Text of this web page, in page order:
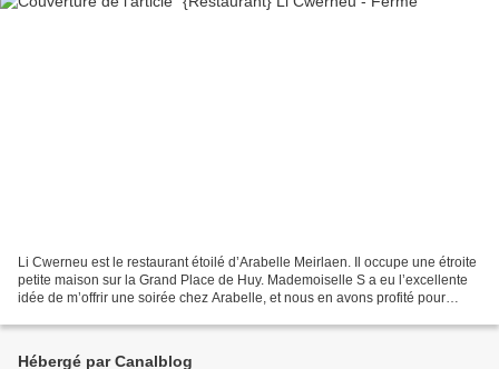
Li Cwerneu est le restaurant étoilé d’Arabelle Meirlaen. Il occupe une étroite
petite maison sur la Grand Place de Huy. Mademoiselle S a eu l’excellente
idée de m’offrir une soirée chez Arabelle, et nous en avons profité pour
Hébergé par Canalblog